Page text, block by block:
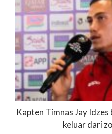
Kapten Timnas Jay
keluar dari